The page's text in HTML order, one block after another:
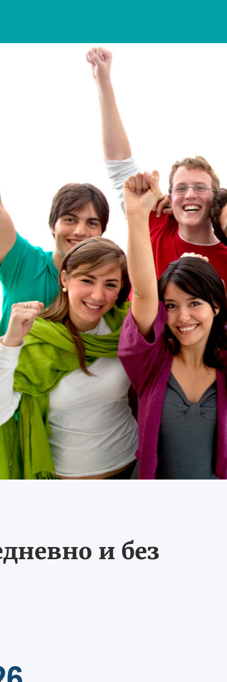
и без